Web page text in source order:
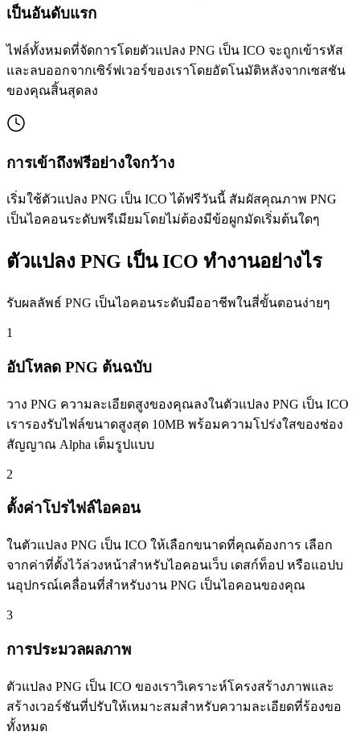
เป็นอันดับแรก
ไฟล์ทั้งหมดที่จัดการโดยตัวแปลง PNG เป็น ICO จะถูกเข้ารหัส
และลบออกจากเซิร์ฟเวอร์ของเราโดยอัตโนมัติหลังจากเซสชัน
ของคุณสิ้นสุดลง
การเข้าถึงฟรีอย่างใจกว้าง
เริ่มใช้ตัวแปลง PNG เป็น ICO ได้ฟรีวันนี้ สัมผัสคุณภาพ PNG
เป็นไอคอนระดับพรีเมียมโดยไม่ต้องมีข้อผูกมัดเริ่มต้นใดๆ
ตัวแปลง PNG เป็น ICO ทำงานอย่างไร
รับผลลัพธ์ PNG เป็นไอคอนระดับมืออาชีพในสี่ขั้นตอนง่ายๆ
1
อัปโหลด PNG ต้นฉบับ
วาง PNG ความละเอียดสูงของคุณลงในตัวแปลง PNG เป็น ICO
เรารองรับไฟล์ขนาดสูงสุด 10MB พร้อมความโปร่งใสของช่อง
สัญญาณ Alpha เต็มรูปแบบ
2
ตั้งค่าโปรไฟล์ไอคอน
ในตัวแปลง PNG เป็น ICO ให้เลือกขนาดที่คุณต้องการ เลือก
จากค่าที่ตั้งไว้ล่วงหน้าสำหรับไอคอนเว็บ เดสก์ท็อป หรือแอปบ
นอุปกรณ์เคลื่อนที่สำหรับงาน PNG เป็นไอคอนของคุณ
3
การประมวลผลภาพ
ตัวแปลง PNG เป็น ICO ของเราวิเคราะห์โครงสร้างภาพและ
สร้างเวอร์ชันที่ปรับให้เหมาะสมสำหรับความละเอียดที่ร้องขอ
ทั้งหมด